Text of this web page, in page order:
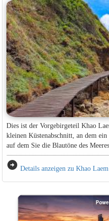
Dies ist der Vorgebirgeteil Khao
kleinen Küstenabschnitt, an dem
auf dem Sie die Blautöne des
arrow_circle_right Details anzeigen zu Khao